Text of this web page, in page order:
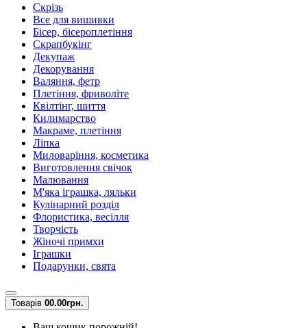
Скрізь
Все для вишивки
Бісер, бісероплетіння
Скрапбукінг
Декупаж
Декорування
Валяння, фетр
Плетіння, фриволіте
Квілтінг, шиття
Килимарство
Макраме, плетіння
Ліпка
Миловаріння, косметика
Виготовлення свічок
Малювання
М'яка іграшка, ляльки
Кулінарний розділ
Флористика, весілля
Творчість
Жіночі примхи
Іграшки
Подарунки, свята
Товарів 00.00грн.